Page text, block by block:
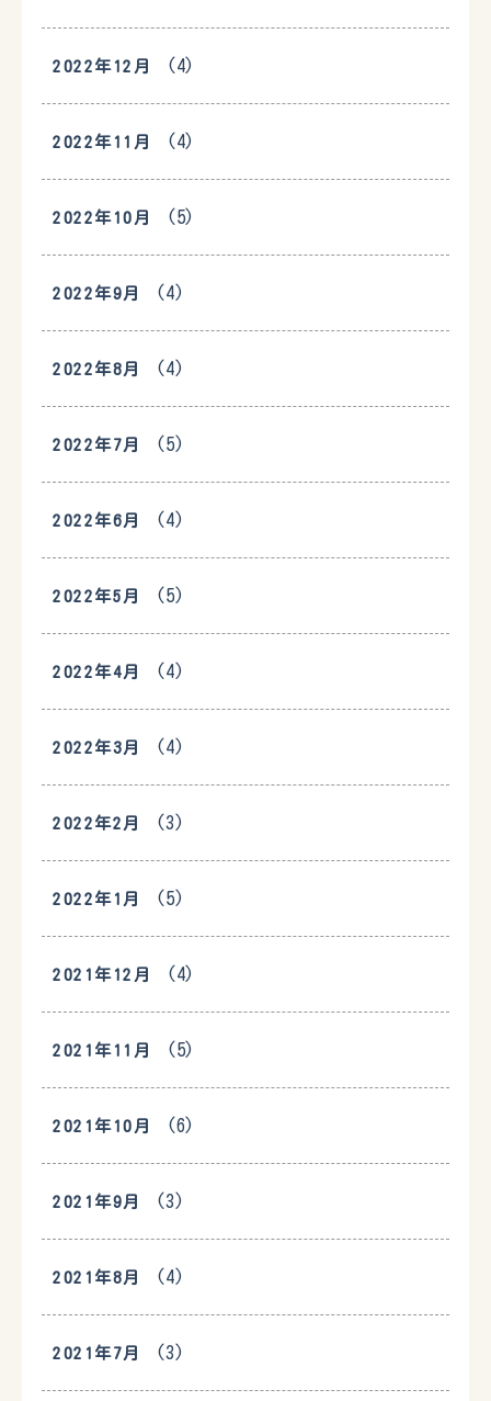
2022年12月 (4)
2022年11月 (4)
2022年10月 (5)
2022年9月 (4)
2022年8月 (4)
2022年7月 (5)
2022年6月 (4)
2022年5月 (5)
2022年4月 (4)
2022年3月 (4)
2022年2月 (3)
2022年1月 (5)
2021年12月 (4)
2021年11月 (5)
2021年10月 (6)
2021年9月 (3)
2021年8月 (4)
2021年7月 (3)